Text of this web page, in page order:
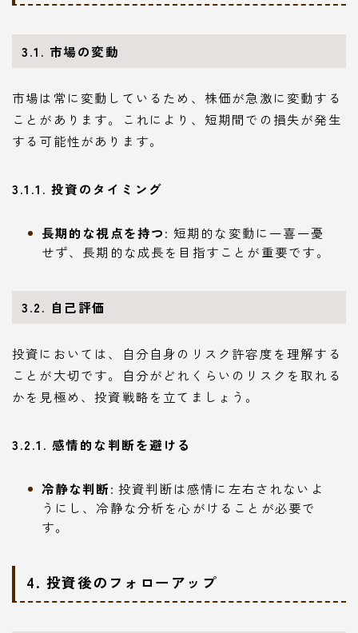
3.1. 市場の変動
市場は常に変動しているため、株価が急激に変動する
ことがあります。これにより、短期間での損失が発生
する可能性があります。
3.1.1. 投資のタイミング
長期的な視点を持つ: 短期的な変動に一喜一憂
せず、長期的な成長を目指すことが重要です。
3.2. 自己評価
投資においては、自分自身のリスク許容度を理解する
ことが大切です。自分がどれくらいのリスクを取れる
かを見極め、投資戦略を立てましょう。
3.2.1. 感情的な判断を避ける
冷静な判断: 投資判断は感情に左右されないよ
うにし、冷静な分析を心がけることが必要で
す。
4. 投資後のフォローアップ